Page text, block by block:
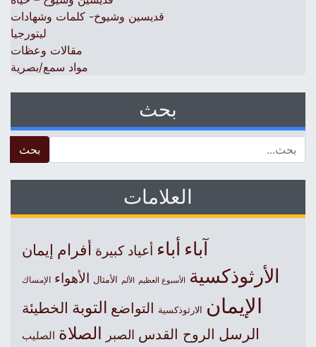
قديسين وشيوخ- كلمات وشهادات
ليتورجيا
مقالات وعظات
مواد سمع/بصرية
بحث
العلامات
آباءأباء أعياد كبيرة أفرام إيمان
الأرثوذكسية الأسبوع العظيم الألم الأمثال الأهواء الإمساك
الإيمان الارثوذكسية التواضع التوبة الخطيئة
الرسل الروح القدس الصبر الصلاة الصليب